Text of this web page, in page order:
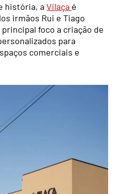
história, aVilaça é
irmãos Rui e Tiago
foco a criação de
para
comerciais e